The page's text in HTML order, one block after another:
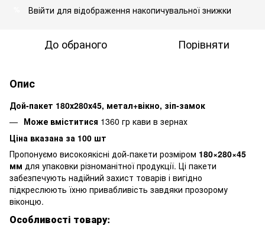
Ввійти для відображення накопичувальної знижки
До обраного Порівняти
Опис
Дой-пакет 180х280х45, метал+вікно, зіп-замок
Може вміститися 1360 гр кави в зернах
Ціна вказана за 100 шт
Пропонуємо високоякісні дой-пакети розміром 180×280×45
мм для упаковки різноманітної продукції. Ці пакети
забезпечують надійний захист товарів і вигідно
підкреслюють їхню привабливість завдяки прозорому
віконцю.
Особливості товару: